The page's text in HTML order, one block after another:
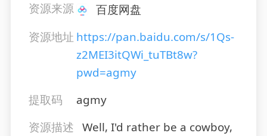
资源来源
百度网盘
资源地址 https://pan.baidu.com/s/1Qs-
z2MEI3itQWi_tuTBt8w?
pwd=agmy
提取码
agmy
资源描述 Well, I'd rather be a cowboy,